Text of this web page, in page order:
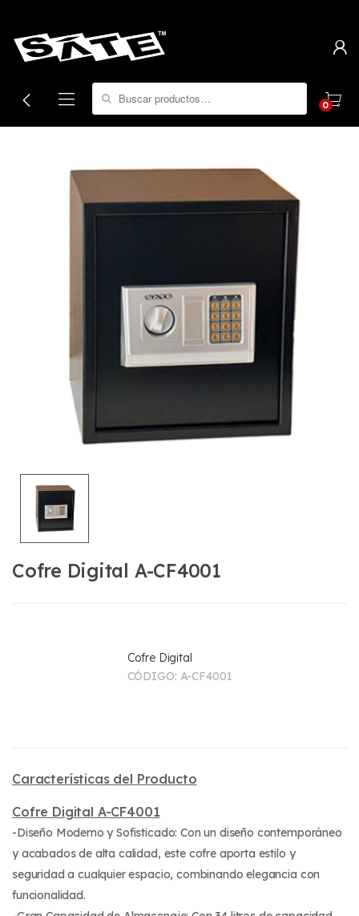
0
Cofre Digital A-CF4001
Cofre Digital
CÓDIGO: A-CF4001
Características del Producto
Cofre Digital A-CF4001
-Diseño Moderno y Sofisticado: Con un diseño contemporáneo
y acabados de alta calidad, este cofre aporta estilo y
seguridad a cualquier espacio, combinando elegancia con
funcionalidad.